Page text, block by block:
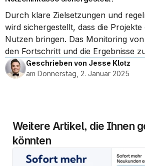
Durch klare Zielsetzungen und
wird sichergestellt, dass die
Nutzen bringen. Das Monitoring
den Fortschritt und die Ergebnisse
Geschrieben von Jesse Klotz
am Donnerstag, 2. Januar 2025
Weitere Artikel, die Ihnen
könnten